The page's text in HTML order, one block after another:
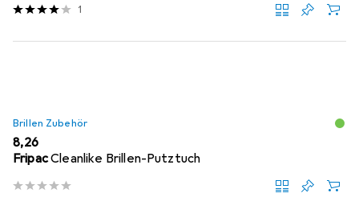
1
Brillen Zubehör
EUR
8,26
FripacCleanlike Brillen-Putztuch